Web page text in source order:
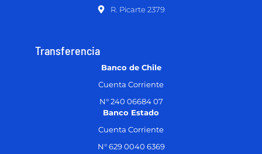
R. Picarte 2379
Transferencia
Banco de Chile
Cuenta Corriente
N° 240 06684 07
Banco Estado
Cuenta Corriente
N° 629 0040 6369